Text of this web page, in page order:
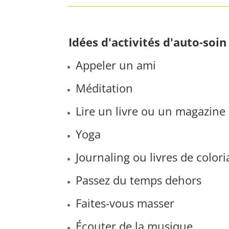
Idées d'activités d'auto-soin
Appeler un ami
Méditation
Lire un livre ou un magazine
Yoga
Journaling ou livres de
Passez du temps dehors
Faites-vous masser
Écouter de la musique